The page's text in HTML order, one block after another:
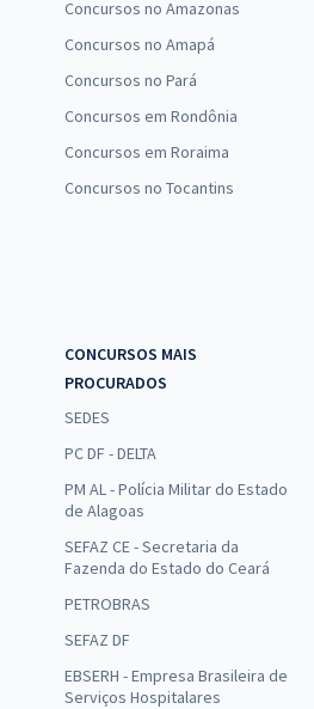
Concursos no Amazonas
Concursos no Amapá
Concursos no Pará
Concursos em Rondônia
Concursos em Roraima
Concursos no Tocantins
CONCURSOS MAIS
PROCURADOS
SEDES
PC DF - DELTA
PM AL - Polícia Militar do Estado
de Alagoas
SEFAZ CE - Secretaria da
Fazenda do Estado do Ceará
PETROBRAS
SEFAZ DF
EBSERH - Empresa Brasileira de
Serviços Hospitalares